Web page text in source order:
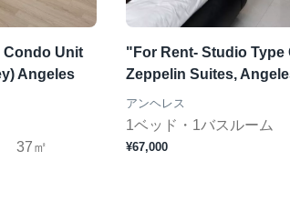
Condo Unit
Angeles
37㎡
"For Rent- Studio Type
Zeppelin Suites,
アンヘレス
1ベッド・1バスルーム
¥67,000